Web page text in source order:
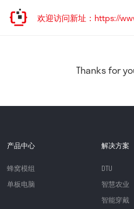
迁移，欢迎访问新址：https://
Thanks for
产品中心
蜂窝模组
单板电脑
解决方案
DTU
智慧农业
智能穿戴